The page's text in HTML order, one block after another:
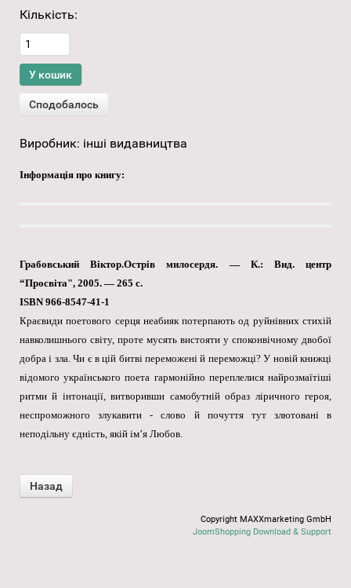
Кількість:
Виробник: інші видавництва
Інформація про книгу:
Грабовський Віктор.Острів милосердя. — К.: Вид. центр
“Просвіта", 2005. — 265 с.
ISBN 966-8547-41-1
Краєвиди поетового серця неабияк потерпають од руйнівних стихій
навколишнього світу, проте мусять вистояти у споконвічному двобої
добра і зла. Чи є в цій битві переможені й переможці? У новій книжці
відомого українського поета гармонійно переплелися найрозмаїтіші
ритми й інтонації, витворивши самобутній образ ліричного героя,
неспроможного злукавити - слово й почуття тут злютовані в
неподільну єдність, якій ім’я Любов.
Copyright MAXXmarketing GmbH
JoomShopping Download & Support